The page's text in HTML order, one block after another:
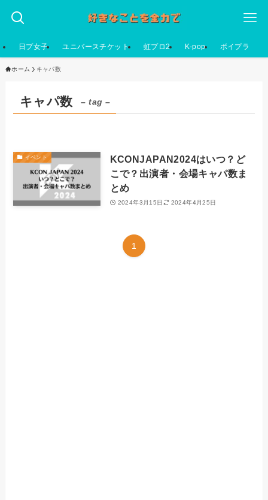
日プ女子 ユニバースチケット 虹プロ2 K-pop ボイプラ
ホーム キャパ数
キャパ数 – tag –
イベント
KCONJAPAN2024はいつ？ど
こで？出演者・会場キャパ数ま
とめ
2024年3月15日 2024年4月25日
1